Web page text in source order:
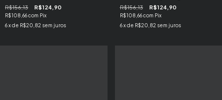
R$156,13 R$124,90
R$108,66com Pix
6x de R$20,82 sem juros
R$156,13 R$124,90
R$108,66com Pix
6 x de R$20,82 sem juros